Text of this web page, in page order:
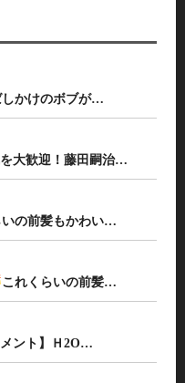
しかけのボブが…
大歓迎！藤田嗣治…
いの前髪もかわい…
これくらいの前髪…
メント】Ｈ2O…